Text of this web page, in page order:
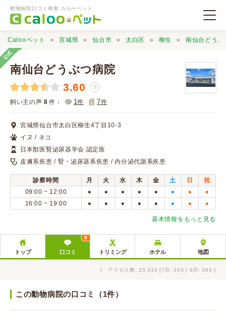
動物病院口コミ検索 カルーペット
動物病院検索
口コミ検索
Calooペットとは？
口コミ投稿
Calooペット 宮城県 仙台市 太白区 柳生 南仙台どうぶ
公式
南仙台どうぶつ病院
3.60 ？
飼い主の声 8 件： 1件 7件
宮城県仙台市太白区柳生4丁目10-3
イヌ / ネコ
日本獣医腎泌尿器学会 認定医
皮膚系疾患 / 腎・泌尿器系疾患 / 内分泌代謝系疾患
診察時間 月 火 水 木 金 土 日
祝
09:00 ~ 12:00
● ● ● ● ● ● ● ●
16:00 ~ 19:00 ● ● ● ● ● ● ● ●
基本情報をもっと見る
トップ 口コミ
8
トリミング ホテル 地図
↑ アクセス数: 25,333 [7月: 393 | 6月: 364 ]
この動物病院の口コミ（1件）